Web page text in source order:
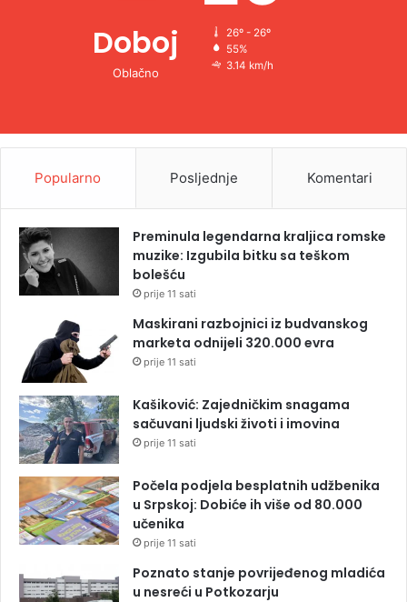
Doboj
Oblačno
26º - 26º
55%
3.14 km/h
Popularno Posljednje Komentari
Preminula legendarna kraljica romske
muzike: Izgubila bitku sa teškom
bolešću
prije 11 sati
Maskirani razbojnici iz budvanskog
marketa odnijeli 320.000 evra
prije 11 sati
Kašiković: Zajedničkim snagama
sačuvani ljudski životi i imovina
prije 11 sati
Počela podjela besplatnih udžbenika
u Srpskoj: Dobiće ih više od 80.000
učenika
prije 11 sati
Poznato stanje povrijeđenog mladića
u nesreći u Potkozarju